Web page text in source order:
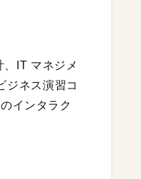
IT マネジメ
ジネス演習コ
インタラク